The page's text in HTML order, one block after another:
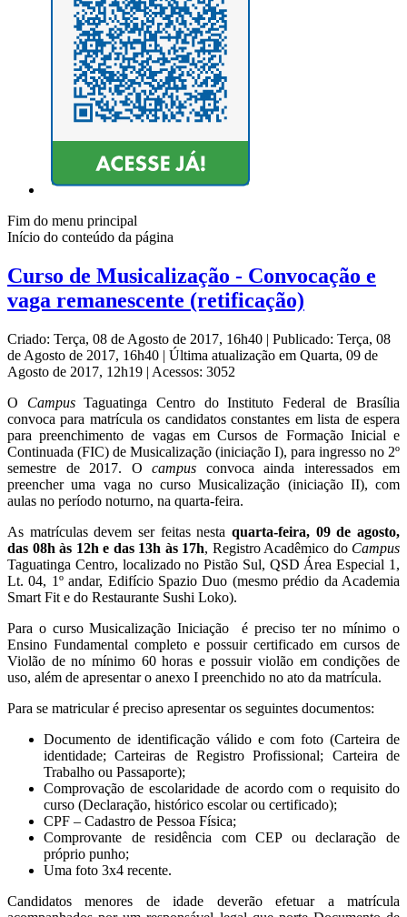
Fim do menu principal
Início do conteúdo da página
Curso de Musicalização - Convocação e
vaga remanescente (retificação)
Criado: Terça, 08 de Agosto de 2017, 16h40 | Publicado: Terça, 08
de Agosto de 2017, 16h40 | Última atualização em Quarta, 09 de
Agosto de 2017, 12h19 | Acessos: 3052
O CampusTaguatinga Centro do Instituto Federal de Brasília
convoca para matrícula os candidatos constantes em lista de espera
para preenchimento de vagas em Cursos de Formação Inicial e
Continuada (FIC) de Musicalização (iniciação I), para ingresso no 2º
semestre de 2017. O campus convoca ainda interessados em
preencher uma vaga no curso Musicalização (iniciação II), com
aulas no período noturno, na quarta-feira.
As matrículas devem ser feitas nesta quarta-feira, 09 de agosto,
das 08h às 12h e das 13h às 17h, Registro Acadêmico do Campus
Taguatinga Centro, localizado no Pistão Sul, QSD Área Especial 1,
Lt. 04, 1º andar, Edifício Spazio Duo (mesmo prédio da Academia
Smart Fit e do Restaurante Sushi Loko).
Para o curso Musicalização Iniciação é preciso ter no mínimo o
Ensino Fundamental completo e possuir certificado em cursos de
Violão de no mínimo 60 horas e possuir violão em condições de
uso, além de apresentar o anexo I preenchido no ato da matrícula.
Para se matricular é preciso apresentar os seguintes documentos:
Documento de identificação válido e com foto (Carteira de
identidade; Carteiras de Registro Profissional; Carteira de
Trabalho ou Passaporte);
Comprovação de escolaridade de acordo com o requisito do
curso (Declaração, histórico escolar ou certificado);
CPF – Cadastro de Pessoa Física;
Comprovante de residência com CEP ou declaração de
próprio punho;
Uma foto 3x4 recente.
Candidatos menores de idade deverão efetuar a matrícula